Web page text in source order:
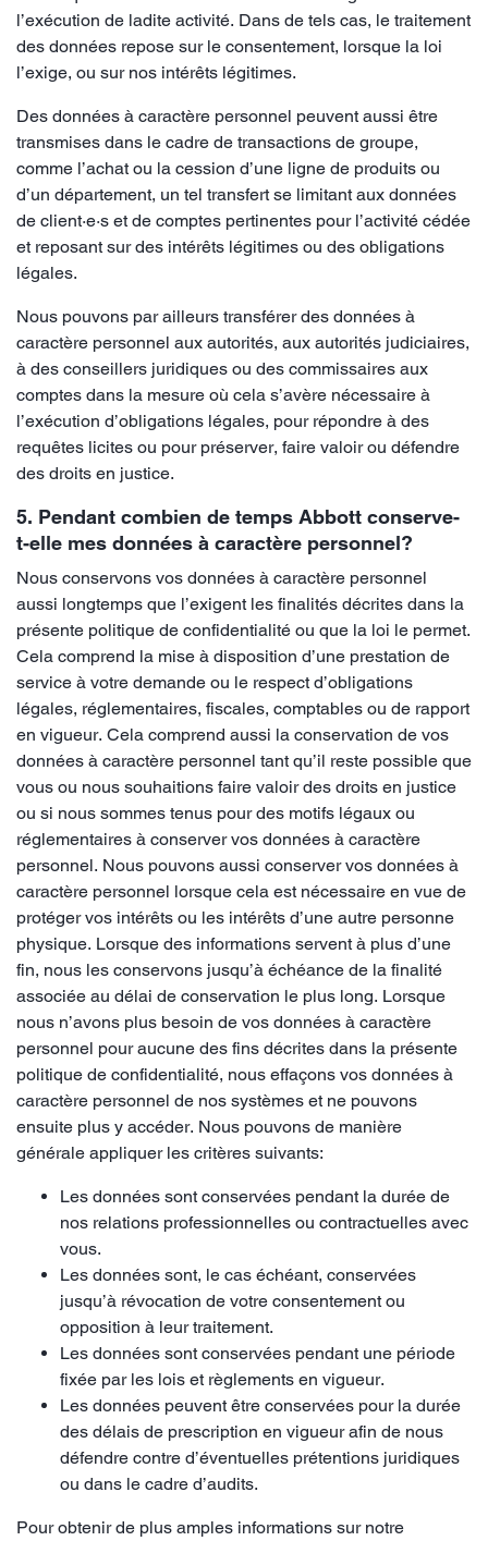
l’exécution de ladite activité. Dans de tels cas, le traitement
des données repose sur le consentement, lorsque la loi
l’exige, ou sur nos intérêts légitimes.
Des données à caractère personnel peuvent aussi être
transmises dans le cadre de transactions de groupe,
comme l’achat ou la cession d’une ligne de produits ou
d’un département, un tel transfert se limitant aux données
de client·e·s et de comptes pertinentes pour l’activité cédée
et reposant sur des intérêts légitimes ou des obligations
légales.
Nous pouvons par ailleurs transférer des données à
caractère personnel aux autorités, aux autorités judiciaires,
à des conseillers juridiques ou des commissaires aux
comptes dans la mesure où cela s’avère nécessaire à
l’exécution d’obligations légales, pour répondre à des
requêtes licites ou pour préserver, faire valoir ou défendre
des droits en justice.
5. Pendant combien de temps Abbott conserve-
t-elle mes données à caractère personnel?
Nous conservons vos données à caractère personnel
aussi longtemps que l’exigent les finalités décrites dans la
présente politique de confidentialité ou que la loi le permet.
Cela comprend la mise à disposition d’une prestation de
service à votre demande ou le respect d’obligations
légales, réglementaires, fiscales, comptables ou de rapport
en vigueur. Cela comprend aussi la conservation de vos
données à caractère personnel tant qu’il reste possible que
vous ou nous souhaitions faire valoir des droits en justice
ou si nous sommes tenus pour des motifs légaux ou
réglementaires à conserver vos données à caractère
personnel. Nous pouvons aussi conserver vos données à
caractère personnel lorsque cela est nécessaire en vue de
protéger vos intérêts ou les intérêts d’une autre personne
physique. Lorsque des informations servent à plus d’une
fin, nous les conservons jusqu’à échéance de la finalité
associée au délai de conservation le plus long. Lorsque
nous n’avons plus besoin de vos données à caractère
personnel pour aucune des fins décrites dans la présente
politique de confidentialité, nous effaçons vos données à
caractère personnel de nos systèmes et ne pouvons
ensuite plus y accéder. Nous pouvons de manière
générale appliquer les critères suivants:
Les données sont conservées pendant la durée de
nos relations professionnelles ou contractuelles avec
vous.
Les données sont, le cas échéant, conservées
jusqu’à révocation de votre consentement ou
opposition à leur traitement.
Les données sont conservées pendant une période
fixée par les lois et règlements en vigueur.
Les données peuvent être conservées pour la durée
des délais de prescription en vigueur afin de nous
défendre contre d’éventuelles prétentions juridiques
ou dans le cadre d’audits.
Pour obtenir de plus amples informations sur notre